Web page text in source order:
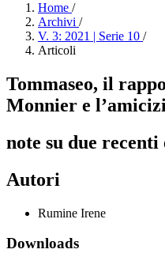
Home /
Archivi /
V. 3: 2021 | Serie 10 /
Articoli
Tommaseo, il
Monnier e
note su due
Autori
Rumine Irene
Downloads